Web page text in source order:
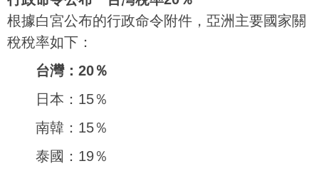
根據白宮公布的行政命令附件，亞洲主要國家關
稅稅率如下：
台灣：20％
日本：15％
南韓：15％
泰國：19％